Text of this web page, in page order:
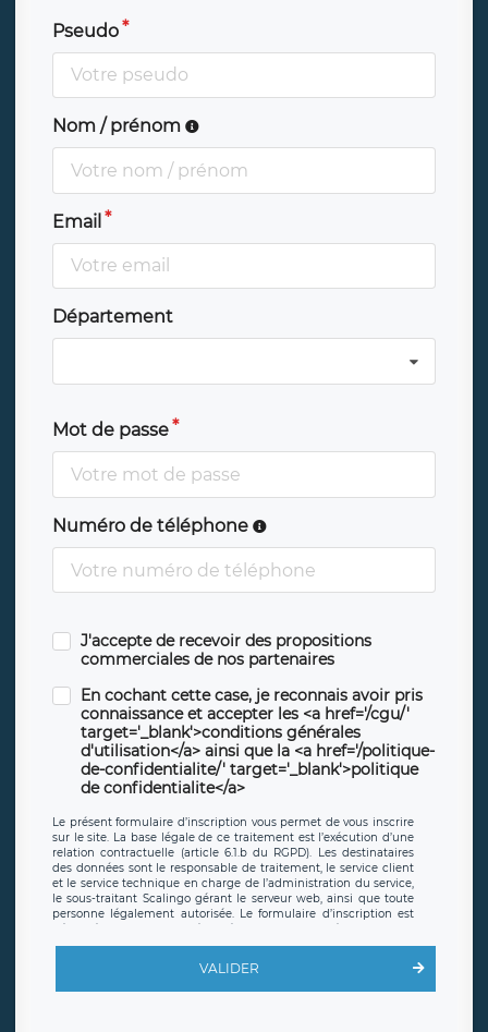
Pseudo
Nom / prénom
Email
Département
Mot de passe
Numéro de téléphone
J'accepte de recevoir des propositions
commerciales de nos partenaires
En cochant cette case, je reconnais avoir pris
connaissance et accepter les <a href='/cgu/'
target='_blank'>conditions générales
d'utilisation</a> ainsi que la <a href='/politique-
de-confidentialite/' target='_blank'>politique
de confidentialite</a>
Le présent formulaire d’inscription vous permet de vous inscrire
sur le site. La base légale de ce traitement est l’exécution d’une
relation contractuelle (article 6.1.b du RGPD). Les destinataires
des données sont le responsable de traitement, le service client
et le service technique en charge de l’administration du service,
le sous-traitant Scalingo gérant le serveur web, ainsi que toute
personne légalement autorisée. Le formulaire d’inscription est
offrant desclauses de protection conformes au RGPD. Les
en sollicite la suppression, étant entendu que vous pouvez
demander la suppression de vos données et retirer votre
VALIDER